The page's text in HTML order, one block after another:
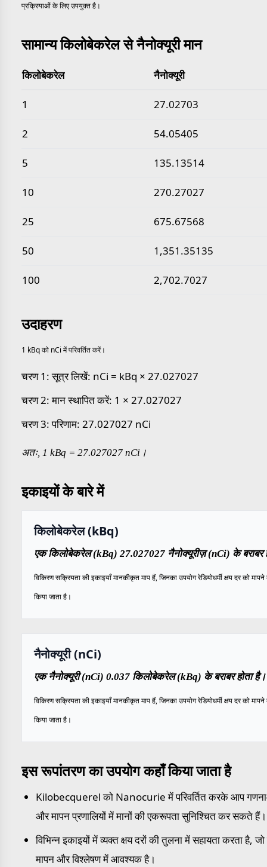
प्रक्रियाओं के लिए उपयुक्त है।
सामान्य किलोबेकरेल से नैनोक्यूरी मान
सामान्य किलोबेकरेल से नैनोक्यूरी मान
किलोबेकरेल नैनोक्यूरी
1 27.02703
2 54.05405
5 135.13514
10 270.27027
25 675.67568
50 1,351.35135
100 2,702.7027
उदाहरण
1 kBq को nCi में परिवर्तित करें।
चरण 1: सूत्र लिखें: nCi = kBq × 27.027027
चरण 2: मान स्थापित करें: 1 × 27.027027
चरण 3: परिणाम: 27.027027 nCi
अतः, 1 kBq = 27.027027 nCi।
इकाइयों के बारे में
किलोबेकरेल (kBq)
एक किलोबेकरेल (kBq) 27.027027 नैनोक्यूरीज़ (nCi) के बराबर
विकिरण सक्रियता की इकाइयाँ मानकीकृत माप हैं, जिनका उपयोग रेडियोधर्मी क्षय दर को
किया जाता है।
नैनोक्यूरी (nCi)
एक नैनोक्यूरी (nCi) 0.037 किलोबेकरेल (kBq) के बराबर होता है।
विकिरण सक्रियता की इकाइयाँ मानकीकृत माप हैं, जिनका उपयोग रेडियोधर्मी क्षय दर को
किया जाता है।
इस रूपांतरण का उपयोग कहाँ किया जाता है
Kilobecquerel को Nanocurie में परिवर्तित करके आप
और मापन प्रणालियों में मानों की एकरूपता सुनिश्चित कर सकते हैं।
विभिन्न इकाइयों में व्यक्त क्षय दरों की तुलना में सहायता करता है,
मापन और विश्लेषण में आवश्यक है।